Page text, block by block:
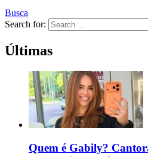
Busca
Search for:
Últimas
Quem é Gabily?